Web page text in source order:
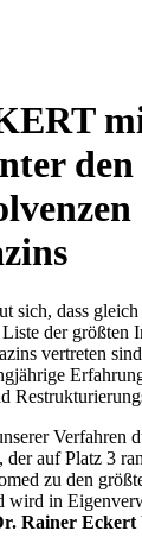
den
sich, dass gleich
der größten
vertreten
Verfahren
, der auf Platz 3
zu den
wird in
Rainer Eckert